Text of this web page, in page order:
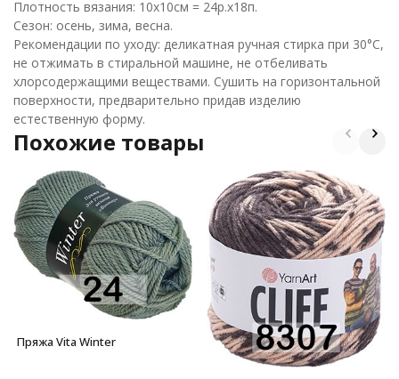
Плотность вязания: 10х10см = 24р.х18п.
Сезон: осень, зима, весна.
Рекомендации по уходу: деликатная ручная стирка при 30°С,
не отжимать в стиральной машине, не отбеливать
хлорсодержащими веществами. Сушить на горизонтальной
поверхности, предварительно придав изделию
естественную форму.
Похожие товары
Пряжа Vita Winter